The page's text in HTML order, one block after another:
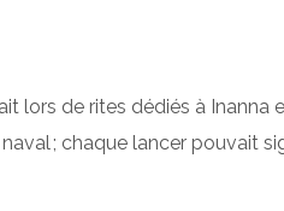
lors de rites dédiés à Inanna
; chaque lancer pouvait